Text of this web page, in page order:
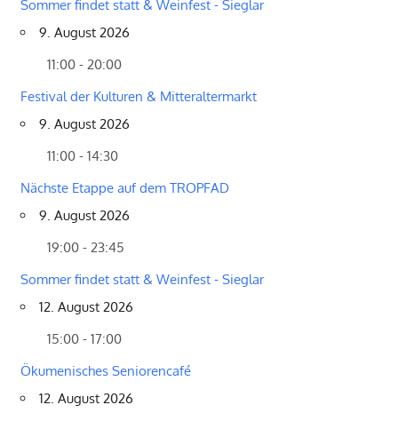
Sommer findet statt & Weinfest - Sieglar
9. August 2026
11:00 - 20:00
Festival der Kulturen & Mitteraltermarkt
9. August 2026
11:00 - 14:30
Nächste Etappe auf dem TROPFAD
9. August 2026
19:00 - 23:45
Sommer findet statt & Weinfest - Sieglar
12. August 2026
15:00 - 17:00
Ökumenisches Seniorencafé
12. August 2026